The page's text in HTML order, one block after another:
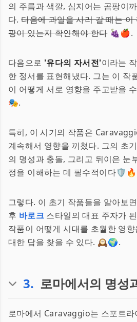
의 주름과 색깔, 심지어는 곰팡이
다.다음에 과일을 사러 갈 때는
팡이 있는지 확인해야 한다🍇🍎.
다음으로 '유다의 자서전'이라는
한 정서를 표현해냈다. 그는 이 작
이 어떻게 서로 영향을 주고받을
🎭.
특히, 이 시기의 작품은
계속해서 영향을 끼쳤다. 그의 초
의 명성과 충돌, 그리고 뒤이은 눈
정을 이해하는 데 필수적이다
그렇다. 이 초기 작품들을 알아보
후 바로크 스타일의 대표 주자가
작품이 어떻게 시대를 초월한 영
대한 답을 찾을 수 있다. 🕰️🌍.
3. 로마에서의 명성
로마에서 Caravaggio는 스포트라